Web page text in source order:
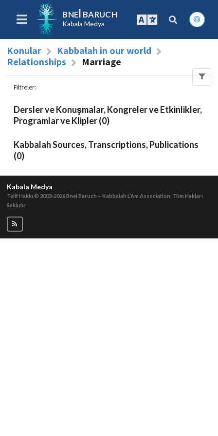
BNEI BARUCH
Kabala Medya
Konular
Kabbalah in our world
Relationships
Marriage
Filtreler:
Dersler ve Konuşmalar, Kongreler ve Etkinlikler,
Programlar ve Klipler (0)
Kabbalah Sources, Transcriptions, Publications
(0)
Kabala Medya
Telif Hakkı © 2003-2026Bnei Baruch – Kabbalah L’Am Association, Tüm Hakları
Saklıdır